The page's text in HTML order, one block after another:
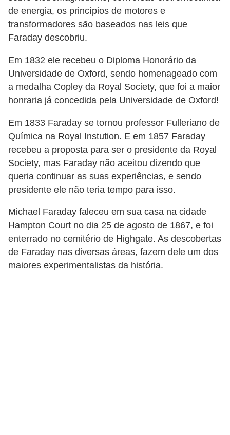
de energia, os princípios de motores e
transformadores são baseados nas leis que
Faraday descobriu.
Em 1832 ele recebeu o Diploma Honorário da
Universidade de Oxford, sendo homenageado com
a medalha Copley da Royal Society, que foi a maior
honraria já concedida pela Universidade de Oxford!
Em 1833 Faraday se tornou professor Fulleriano de
Química na Royal Instution. E em 1857 Faraday
recebeu a proposta para ser o presidente da Royal
Society, mas Faraday não aceitou dizendo que
queria continuar as suas experiências, e sendo
presidente ele não teria tempo para isso.
Michael Faraday faleceu em sua casa na cidade
Hampton Court no dia 25 de agosto de 1867, e foi
enterrado no cemitério de Highgate. As descobertas
de Faraday nas diversas áreas, fazem dele um dos
maiores experimentalistas da história.
l
e
t
i
c
i
a
d
e
I
s
t
a
l